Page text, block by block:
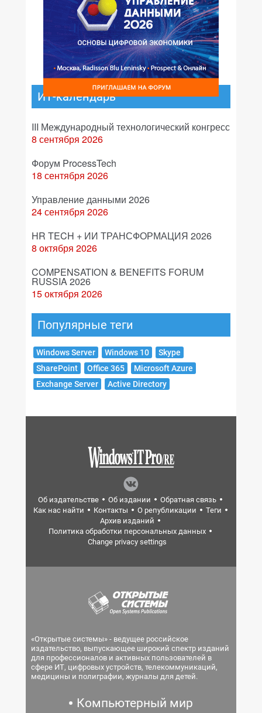
ИТ-календарь
III Международный технологический конгресс
8 сентября 2026
Форум ProcessTech
18 сентября 2026
Управление данными 2026
24 сентября 2026
HR TECH + ИИ ТРАНСФОРМАЦИЯ 2026
8 октября 2026
COMPENSATION & BENEFITS FORUM
RUSSIA 2026
15 октября 2026
Популярные теги
Windows Server Windows 10
Skype
SharePoint
Office 365
Microsoft Azure
Exchange Server
Active Directory
Об издательстве Об издании
Обратная связь
Как нас найти
Контакты О републикации
Теги
Архив изданий
Политика обработки персональных данных
Change privacy settings
«Открытые системы» - ведущее российское
издательство, выпускающее широкий спектр изданий
для профессионалов и активных пользователей в
сфере ИТ, цифровых устройств, телекоммуникаций,
медицины и полиграфии, журналы для детей.
Компьютерный мир